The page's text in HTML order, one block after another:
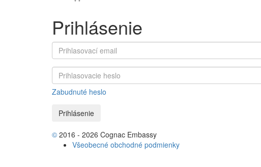
Prihlásenie
Zabudnuté heslo
© 2016 - 2026 Cognac Embassy
Všeobecné obchodné podmienky